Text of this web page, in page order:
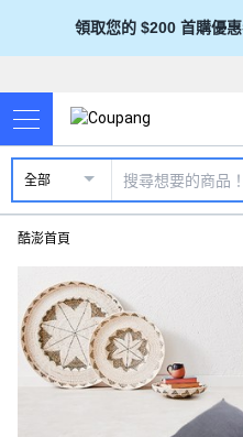
領取您的 $200 首購優
全部
酷澎首頁